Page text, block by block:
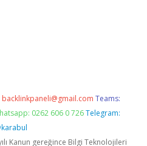
backlinkpaneli@gmail.com Teams:
0262 606 0 726 Telegram:
Kanun gereğince Bilgi Teknolojileri